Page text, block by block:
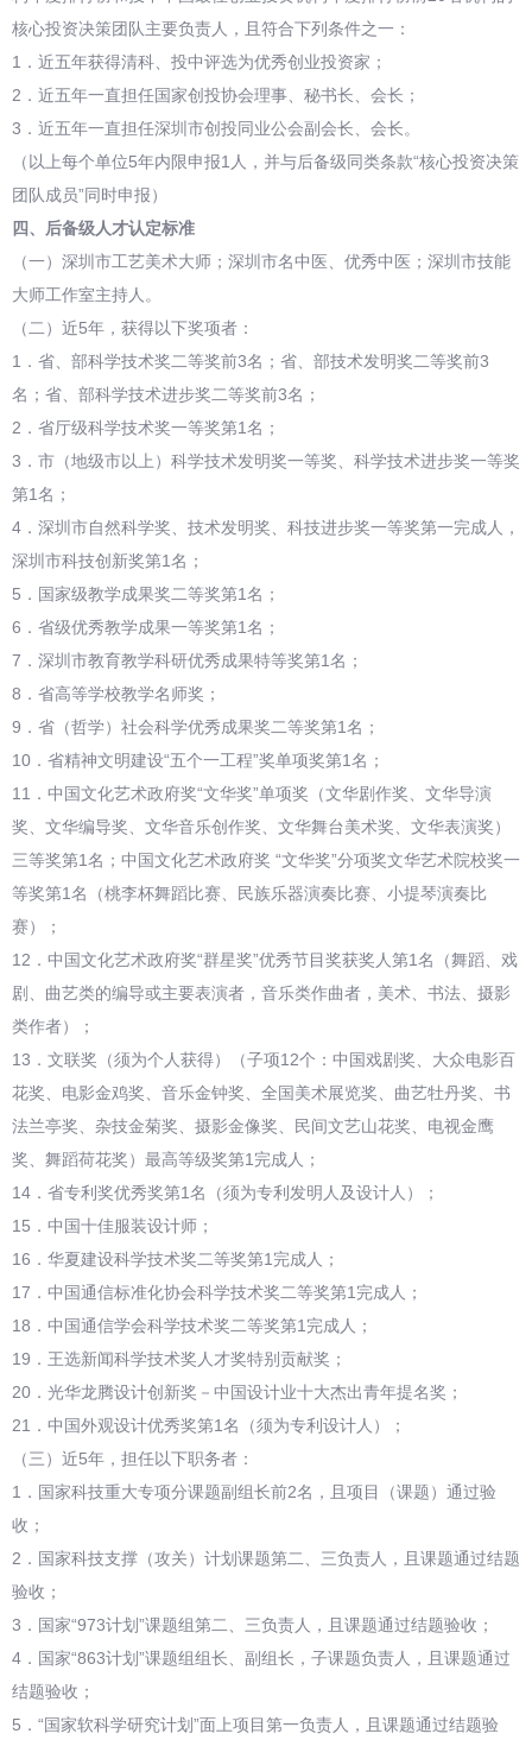
核心投资决策团队主要负责人，且符合下列条件之一：
1．近五年获得清科、投中评选为优秀创业投资家；
2．近五年一直担任国家创投协会理事、秘书长、会长；
3．近五年一直担任深圳市创投同业公会副会长、会长。
（以上每个单位5年内限申报1人，并与后备级同类条款“核心投资决策
团队成员”同时申报）
四、后备级人才认定标准
（一）深圳市工艺美术大师；深圳市名中医、优秀中医；深圳市技能
大师工作室主持人。
（二）近5年，获得以下奖项者：
1．省、部科学技术奖二等奖前3名；省、部技术发明奖二等奖前3
名；省、部科学技术进步奖二等奖前3名；
2．省厅级科学技术奖一等奖第1名；
3．市（地级市以上）科学技术发明奖一等奖、科学技术进步奖一等奖
第1名；
4．深圳市自然科学奖、技术发明奖、科技进步奖一等奖第一完成人，
深圳市科技创新奖第1名；
5．国家级教学成果奖二等奖第1名；
6．省级优秀教学成果一等奖第1名；
7．深圳市教育教学科研优秀成果特等奖第1名；
8．省高等学校教学名师奖；
9．省（哲学）社会科学优秀成果奖二等奖第1名；
10．省精神文明建设“五个一工程”奖单项奖第1名；
11．中国文化艺术政府奖“文华奖”单项奖（文华剧作奖、文华导演
奖、文华编导奖、文华音乐创作奖、文华舞台美术奖、文华表演奖）
三等奖第1名；中国文化艺术政府奖 “文华奖”分项奖文华艺术院校奖一
等奖第1名（桃李杯舞蹈比赛、民族乐器演奏比赛、小提琴演奏比
赛）；
12．中国文化艺术政府奖“群星奖”优秀节目奖获奖人第1名（舞蹈、戏
剧、曲艺类的编导或主要表演者，音乐类作曲者，美术、书法、摄影
类作者）；
13．文联奖（须为个人获得）（子项12个：中国戏剧奖、大众电影百
花奖、电影金鸡奖、音乐金钟奖、全国美术展览奖、曲艺牡丹奖、书
法兰亭奖、杂技金菊奖、摄影金像奖、民间文艺山花奖、电视金鹰
奖、舞蹈荷花奖）最高等级奖第1完成人；
14．省专利奖优秀奖第1名（须为专利发明人及设计人）；
15．中国十佳服装设计师；
16．华夏建设科学技术奖二等奖第1完成人；
17．中国通信标准化协会科学技术奖二等奖第1完成人；
18．中国通信学会科学技术奖二等奖第1完成人；
19．王选新闻科学技术奖人才奖特别贡献奖；
20．光华龙腾设计创新奖－中国设计业十大杰出青年提名奖；
21．中国外观设计优秀奖第1名（须为专利设计人）；
（三）近5年，担任以下职务者：
1．国家科技重大专项分课题副组长前2名，且项目（课题）通过验
收；
2．国家科技支撑（攻关）计划课题第二、三负责人，且课题通过结题
验收；
3．国家“973计划”课题组第二、三负责人，且课题通过结题验收；
4．国家“863计划”课题组组长、副组长，子课题负责人，且课题通过
结题验收；
5．“国家软科学研究计划”面上项目第一负责人，且课题通过结题验